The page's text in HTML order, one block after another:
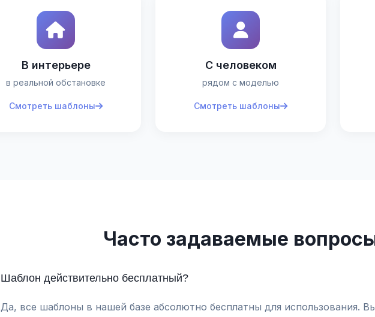
В интерьере
в реальной обстановке
Смотреть шаблоны
С человеком
рядом с моделью
Смотреть шаблоны
Часто задаваемые
Шаблон действительно бесплатный?
Да, все шаблоны в нашей базе абсолютно бесплатны для использования.